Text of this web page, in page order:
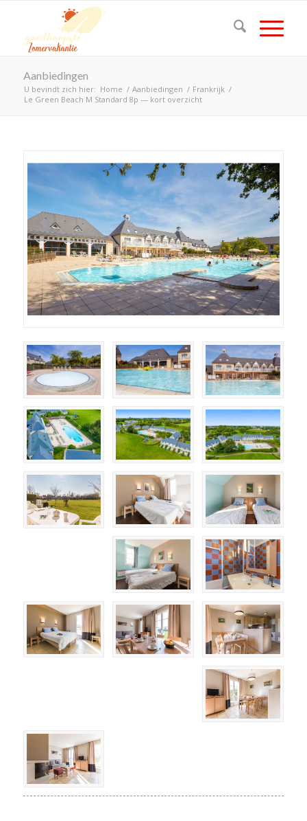
Aanbiedingen
U bevindt zich hier: Home / Aanbiedingen / Frankrijk /
Le Green Beach M Standard 8p — kort overzicht